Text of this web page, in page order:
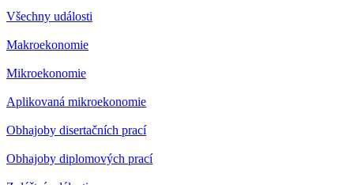
Všechny události
Makroekonomie
Mikroekonomie
Aplikovaná mikroekonomie
Obhajoby disertačních prací
Obhajoby diplomových prací